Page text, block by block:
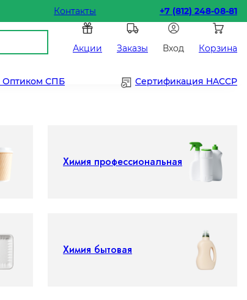
Контакты +7 (812) 248-08-81
Акции Заказы Вход Корзина
Оптиком СПБ Сертификация HACCP
Химия профессиональная
Химия бытовая